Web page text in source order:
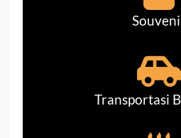
Transportasi